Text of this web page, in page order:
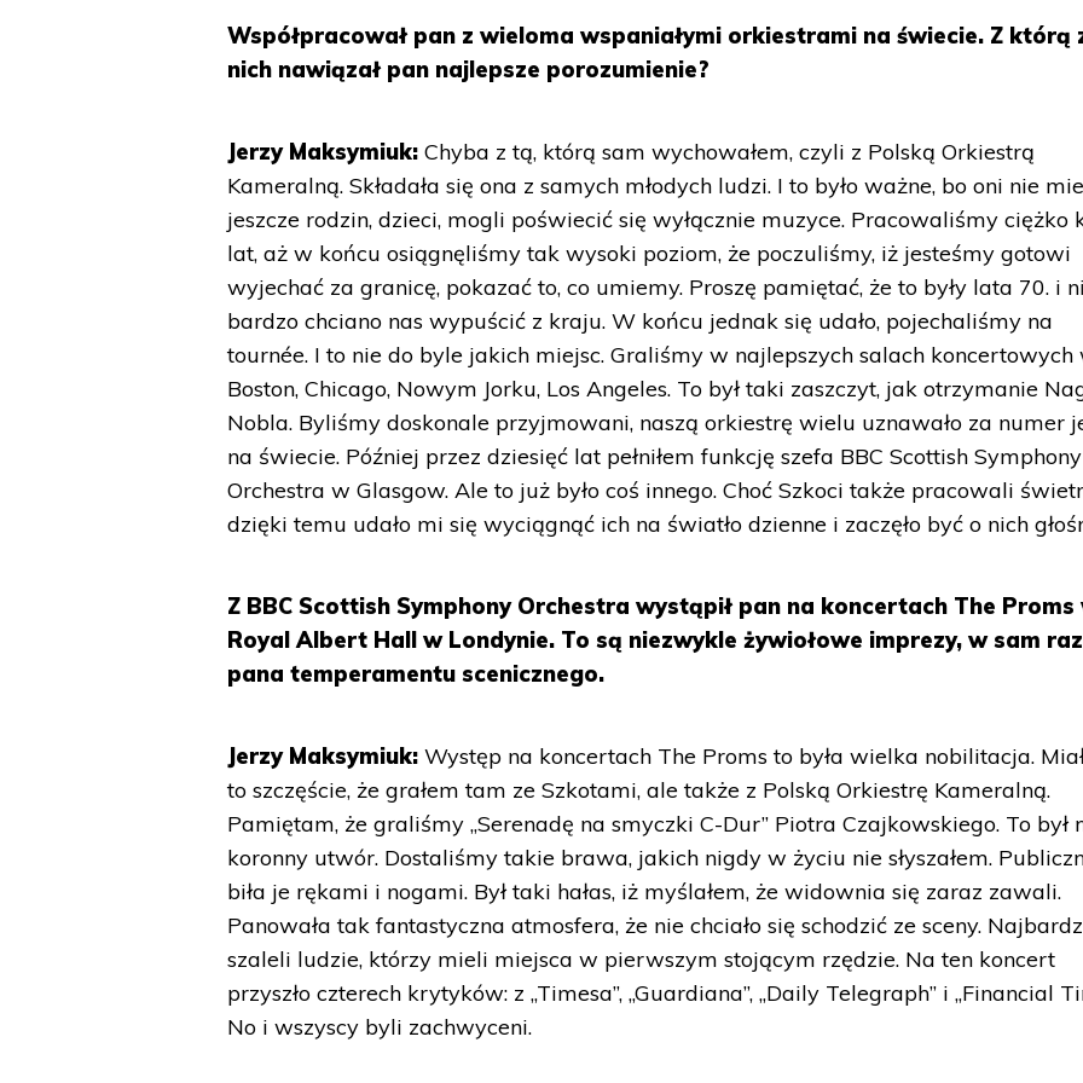
Współpracował pan z wieloma wspaniałymi orkiestrami na świecie. Z którą
nich nawiązał pan najlepsze porozumienie?
Jerzy Maksymiuk:Chyba z tą, którą sam wychowałem, czyli z Polską Orkiestrą
Kameralną. Składała się ona z samych młodych ludzi. I to było ważne, bo oni nie
jeszcze rodzin, dzieci, mogli poświecić się wyłącznie muzyce. Pracowaliśmy ciężko
lat, aż w końcu osiągnęliśmy tak wysoki poziom, że poczuliśmy, iż jesteśmy gotowi
wyjechać za granicę, pokazać to, co umiemy. Proszę pamiętać, że to były lata 70. i
bardzo chciano nas wypuścić z kraju. W końcu jednak się udało, pojechaliśmy na
tournée. I to nie do byle jakich miejsc. Graliśmy w najlepszych salach koncertowych
Boston, Chicago, Nowym Jorku, Los Angeles. To był taki zaszczyt, jak otrzymanie
Nobla. Byliśmy doskonale przyjmowani, naszą orkiestrę wielu uznawało za numer
na świecie. Później przez dziesięć lat pełniłem funkcję szefa BBC Scottish Symphony
Orchestra w Glasgow. Ale to już było coś innego. Choć Szkoci także pracowali
dzięki temu udało mi się wyciągnąć ich na światło dzienne i zaczęło być o nich
Z BBC Scottish Symphony Orchestra wystąpił pan na koncertach The Proms
Royal Albert Hall w Londynie. To są niezwykle żywiołowe imprezy, w sam
pana temperamentu scenicznego.
Jerzy Maksymiuk:Występ na koncertach The Proms to była wielka nobilitacja.
to szczęście, że grałem tam ze Szkotami, ale także z Polską Orkiestrę Kameralną.
Pamiętam, że graliśmy „Serenadę na smyczki C-Dur” Piotra Czajkowskiego. To był
koronny utwór. Dostaliśmy takie brawa, jakich nigdy w życiu nie słyszałem.
biła je rękami i nogami. Był taki hałas, iż myślałem, że widownia się zaraz zawali.
Panowała tak fantastyczna atmosfera, że nie chciało się schodzić ze sceny.
szaleli ludzie, którzy mieli miejsca w pierwszym stojącym rzędzie. Na ten koncert
przyszło czterech krytyków: z „Timesa”, „Guardiana”, „Daily Telegraph” i „Financial
No i wszyscy byli zachwyceni.